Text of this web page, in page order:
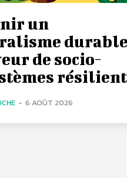
un
durable
de socio-
- 6 AOÛT 2026